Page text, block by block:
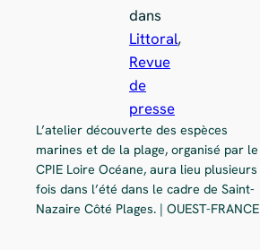
dans
Littoral
Revue
de
presse
L’atelier découverte des espèces
marines et de la plage, organisé par le
CPIE Loire Océane, aura lieu plusieurs
fois dans l’été dans le cadre de Saint-
Nazaire Côté Plages. | OUEST-FRANCE